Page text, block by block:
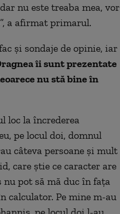
nu este treaba mea, vor
a afirmat primarul.
şi sondaje de opinie, iar
îi sunt prezentate
nu stă bine în
loc la încrederea
pe locul doi, domnul
câteva persoane şi mult
care ştie ce caracter are
nu pot să mă duc în faţa
calculator. Pe mine m-au